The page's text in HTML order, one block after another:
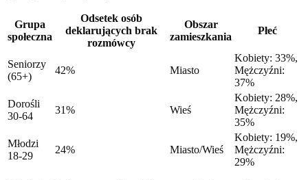
Grupa
społeczna
Odsetek osób
deklarujących brak
rozmówcy
Obszar
zamieszkania
Płeć
Seniorzy
(65+)
42% Miasto
Kobiety: 33%,
Mężczyźni:
37%
Dorośli
30-64
31% Wieś
Kobiety: 28%,
Mężczyźni:
35%
Młodzi
18-29
24% Miasto/Wieś
Kobiety: 19%,
Mężczyźni:
29%